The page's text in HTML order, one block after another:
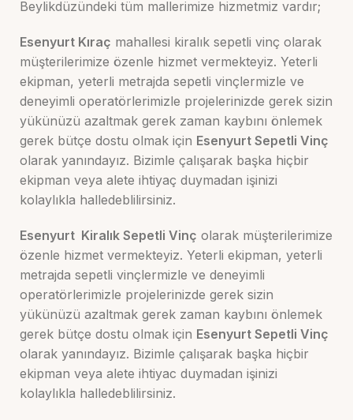
Beylikdüzündeki tüm mallerimize hizmetmiz vardır;
Esenyurt Kıraç mahallesi kiralık sepetli vinç olarak
müşterilerimize özenle hizmet vermekteyiz. Yeterli
ekipman, yeterli metrajda sepetli vinçlermizle ve
deneyimli operatörlerimizle projelerinizde gerek sizin
yükünüzü azaltmak gerek zaman kaybını önlemek
gerek bütçe dostu olmak için Esenyurt Sepetli Vinç
olarak yanındayız. Bizimle çalışarak başka hiçbir
ekipman veya alete ihtiyaç duymadan işinizi
kolaylıkla halledeblilirsiniz.
Esenyurt Kiralık Sepetli Vinç olarak müşterilerimize
özenle hizmet vermekteyiz. Yeterli ekipman, yeterli
metrajda sepetli vinçlermizle ve deneyimli
operatörlerimizle projelerinizde gerek sizin
yükünüzü azaltmak gerek zaman kaybını önlemek
gerek bütçe dostu olmak için Esenyurt Sepetli Vinç
olarak yanındayız. Bizimle çalışarak başka hiçbir
ekipman veya alete ihtiyac duymadan işinizi
kolaylıkla halledeblilirsiniz.